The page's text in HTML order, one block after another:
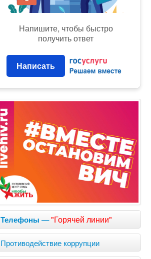
Напишите, чтобы быстро
получить ответ
Написать
Телефоны —"Горячей линии"
Противодействие коррупции